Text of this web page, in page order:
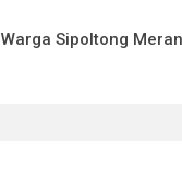
Warga Sipoltong